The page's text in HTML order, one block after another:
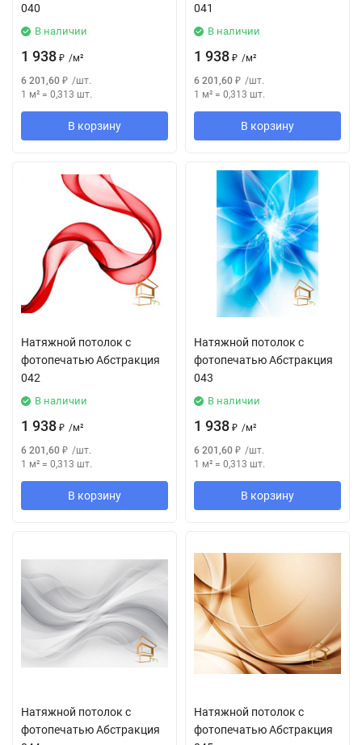
040
В наличии
1 938 ₽ /м²
6 201,60 ₽ /шт.
1 м² = 0,313 шт.
В корзину
041
В наличии
1 938 ₽ /м²
6 201,60 ₽ /шт.
1 м² = 0,313 шт.
В корзину
Натяжной потолок с
фотопечатью Абстракция
042
В наличии
1 938 ₽ /м²
6 201,60 ₽ /шт.
1 м² = 0,313 шт.
В корзину
Натяжной потолок с
фотопечатью Абстракция
043
В наличии
1 938 ₽ /м²
6 201,60 ₽ /шт.
1 м² = 0,313 шт.
В корзину
Натяжной потолок с
фотопечатью Абстракция
Натяжной потолок с
фотопечатью Абстракция